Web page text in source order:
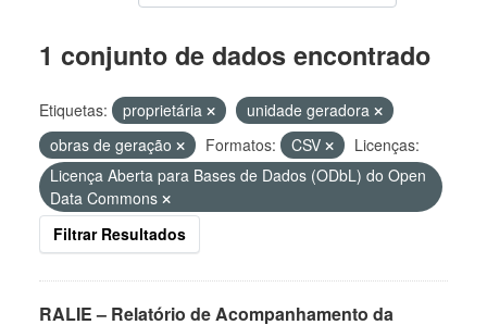
1 conjunto de dados encontrado
Etiquetas: proprietária
unidade geradora
obras de geração
Formatos: CSV
Licenças:
Licença Aberta para Bases de Dados (ODbL) do Open
Data Commons
Filtrar Resultados
RALIE – Relatório de Acompanhamento da